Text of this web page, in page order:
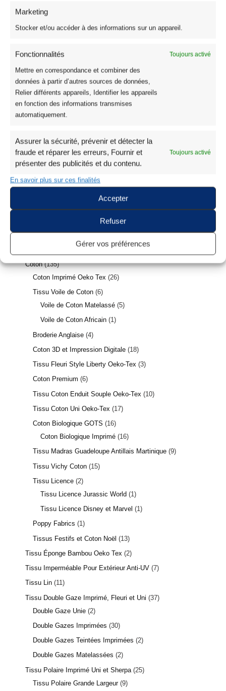
Marketing
Stocker et/ou accéder à des informations sur un appareil.
Fonctionnalités Toujours activé
Mettre en correspondance et combiner des
données à partir d’autres sources de données,
Relier différents appareils, Identifier les appareils
en fonction des informations transmises
automatiquement.
Assurer la sécurité, prévenir et détecter la
fraude et réparer les erreurs, Fournir et
présenter des publicités et du contenu.
Toujours activé
En savoir plus sur ces finalités
Accepter
Refuser
Gérer vos préférences
Tissu Vichy Coton
Tissu Coton Vichy Tissé Teint Chocolat Carreau 25mm
9,95€
Recherche
Les Meilleures Ventes 23
Nouveautés Tissus
122
Coton 135
Coton Imprimé Oeko Tex
26
Tissu Voile de Coton 6
Voile de Coton Matelassé 5
Voile de Coton Africain 1
Broderie Anglaise 4
Coton 3D et Impression Digitale 18
Tissu Fleuri Style Liberty Oeko-Tex 3
Coton Premium 6
Tissu Coton Enduit Souple Oeko-Tex
10
Tissu Coton Uni Oeko-Tex
17
Coton Biologique GOTS
16
Coton Biologique Imprimé 16
Tissu Madras Guadeloupe Antillais Martinique 9
Tissu Vichy Coton 15
Tissu Licence 2
Tissu Licence Jurassic World
1
Tissu Licence Disney et Marvel
1
Poppy Fabrics
1
Tissus Festifs et Coton Noël
13
Tissu Éponge Bambou Oeko Tex
2
Tissu Imperméable Pour Extérieur Anti-UV 7
Tissu Lin 11
Tissu Double Gaze Imprimé, Fleuri et Uni 37
Double Gaze Unie 2
Double Gazes Imprimées 30
Double Gazes Teintées Imprimées 2
Double Gazes Matelassées 2
Tissu Polaire Imprimé Uni et Sherpa 25
Tissu Polaire Grande Largeur 9